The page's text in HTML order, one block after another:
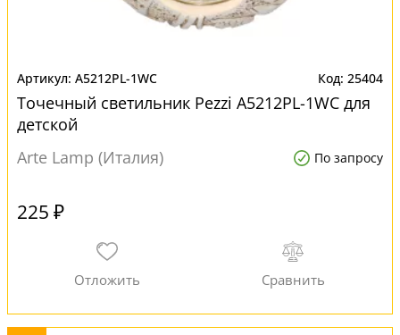
A5212PL-1WC 25404
Точечный светильник Pezzi A5212PL-1WC для
детской
Arte Lamp (Италия)
По запросу
225 ₽